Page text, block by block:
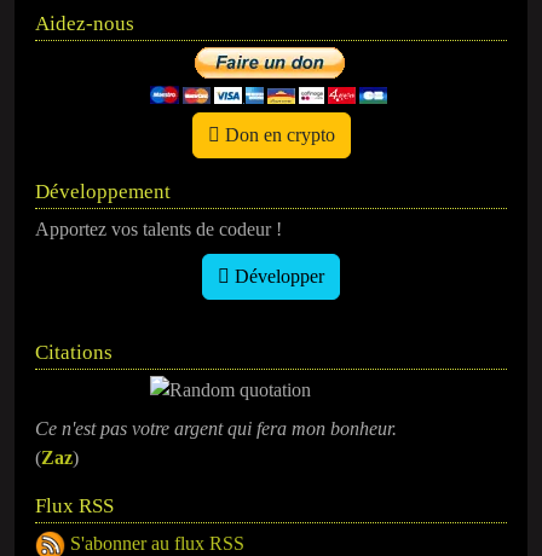
Aidez-nous
Don en crypto
Développement
Apportez vos talents de codeur !
Développer
Citations
Ce n'est pas votre argent qui fera mon bonheur.
(Zaz)
Flux RSS
S'abonner au flux RSS